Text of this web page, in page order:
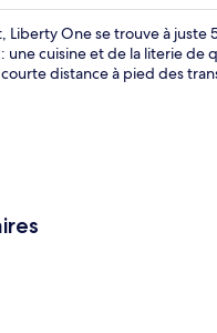
Liberty One se trouve à
une cuisine et de la literie
distance à pied des